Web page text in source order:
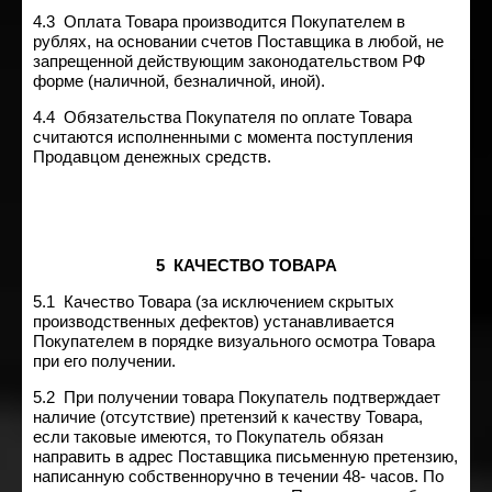
4.3 Оплата Товара производится Покупателем в
рублях, на основании счетов Поставщика в любой, не
запрещенной действующим законодательством РФ
форме (наличной, безналичной, иной).
4.4 Обязательства Покупателя по оплате Товара
считаются исполненными с момента поступления
Продавцом денежных средств.
5 КАЧЕСТВО ТОВАРА
5.1 Качество Товара (за исключением скрытых
производственных дефектов) устанавливается
Покупателем в порядке визуального осмотра Товара
при его получении.
5.2 При получении товара Покупатель подтверждает
наличие (отсутствие) претензий к качеству Товара,
если таковые имеются, то Покупатель обязан
направить в адрес Поставщика письменную претензию,
написанную собственноручно в течении 48- часов. По